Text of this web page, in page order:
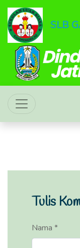
SLB
Tulis
Nama *